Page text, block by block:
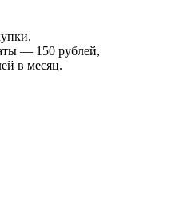
— 150 рублей,
в месяц.